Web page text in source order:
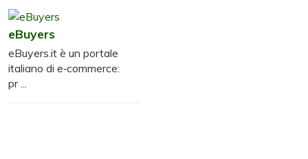
eBuyers
eBuyers.it è un portale
italiano di e‑commerce:
pr ...